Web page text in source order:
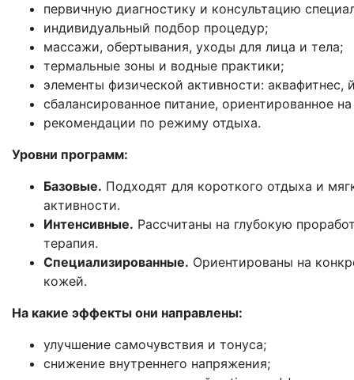
первичную диагностику и консультацию
индивидуальный подбор процедур;
массажи, обертывания, уходы для лица и тела;
термальные зоны и водные практики;
элементы физической активности: аквафитнес,
сбалансированное питание, ориентированное
рекомендации по режиму отдыха.
Уровни программ:
Базовые. Подходят для короткого отдыха и
активности.
Интенсивные. Рассчитаны на глубокую
терапия.
Специализированные. Ориентированы на
кожей.
На какие эффекты они направлены:
улучшение самочувствия и тонуса;
снижение внутреннего напряжения;